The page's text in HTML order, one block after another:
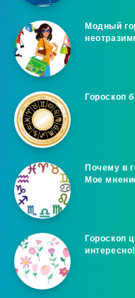
Модный
Гороскоп
Почему в
Мое
Гороскоп
интересно!